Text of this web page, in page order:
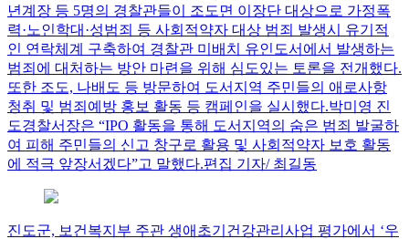
년계장 등 5명의 경찰관들이 조도면 이장단 대상으로 가정폭
력·노인학대·성범죄 등 사회적약자 대상 범죄 발생시 유기적
인 연락체계 구축하여 경찰관 미배치 유인도서에서 발생하는
범죄에 대처하는 방안 마련을 위해 심도있는 토론을 전개했다.
또한 조도, 나배도 등 방문하여 도서지역 주민들의 애로사항
청취 및 범죄예방 홍보 활동 등 캠페인을 실시했다.박미영 진
도경찰서장은 “IPO 활동을 통해 도서지역의 숨은 범죄 발굴하
여 피해 주민들의 신고 창구로 활용 및 사회적약자 보호 활동
에 적극 앞장서겠다”고 말했다.편집 기자/ 최길동
진도군, 보건복지부 주관 생애초기건강관리사업 평가에서 ‘우